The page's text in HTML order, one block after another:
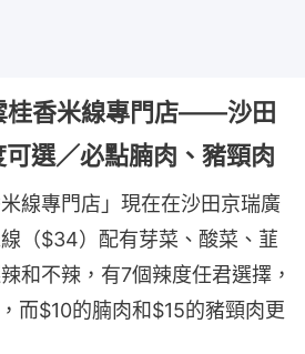
桂香米線專門店——沙田
選／必點腩肉、豬頸肉
線專門店」現在在沙田京瑞廣
（$34）配有芽菜、酸菜、韮
和不辣，有7個辣度任君選擇，
而$10的腩肉和$15的豬頸肉更